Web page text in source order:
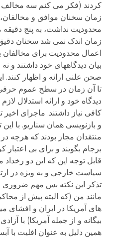
کردند (فکر می کنم سه
زمان سخنان موافق و
محدودیت نداشت، به پنج
زمان اندک نمی شد سخنان
اعمال محدودیت برای مخالفان
بیان دیدگاههای خود داشتند و
صحن علنی ارائه و اظهار کنند.
تا آن زمان در سطح عموم حرفی
دیدگاه خود و ارائه استدلال
کافی نیاز داشتند. ماجرای
و بازنویسی همان سناریو. با
منتقدان مجاز بودند که هرچه
برجام بگویند و برای بی
قابل توجه این که این دو رخداد
سیاست خارجی و به ویژه در
تذکر این نکته بس مهم
مانند من (که البته پیش از
های آمریکا در ایران و افشای
بیگانه و از جمله آمریکا) با
همین دلیل به عنوان افلیت با